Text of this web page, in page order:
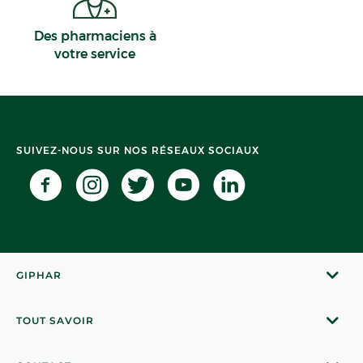
Des pharmaciens à
votre service
SUIVEZ-NOUS SUR NOS RÉSEAUX SOCIAUX
GIPHAR
TOUT SAVOIR